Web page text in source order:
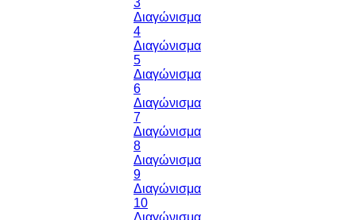
3
Διαγώνισμα
4
Διαγώνισμα
5
Διαγώνισμα
6
Διαγώνισμα
7
Διαγώνισμα
8
Διαγώνισμα
9
Διαγώνισμα
10